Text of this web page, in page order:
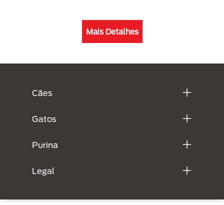
Mais Detalhes
Cães
Gatos
Purina
Legal